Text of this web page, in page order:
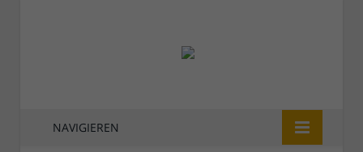
NAVIGIEREN